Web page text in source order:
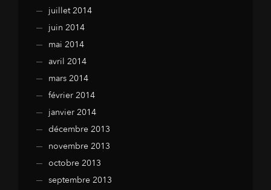
juillet 2014
juin 2014
mai 2014
avril 2014
mars 2014
février 2014
janvier 2014
décembre 2013
novembre 2013
octobre 2013
septembre 2013